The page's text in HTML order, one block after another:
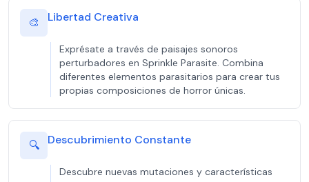
🎨 Libertad Creativa
Exprésate a través de paisajes sonoros
perturbadores en Sprinkle Parasite. Combina
diferentes elementos parasitarios para crear tus
propias composiciones de horror únicas.
🔍 Descubrimiento Constante
Descubre nuevas mutaciones y características